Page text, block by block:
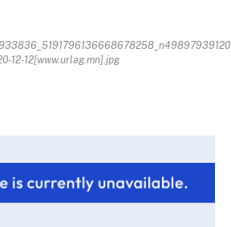
12-12[www.urlag.mn].jpg